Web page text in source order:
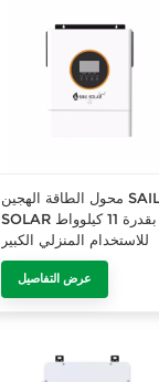
محول الطاقة الهجين SAIL
SOLAR بقدرة 11 كيلوواط
للاستخدام المنزلي الكبير
عرض التفاصيل